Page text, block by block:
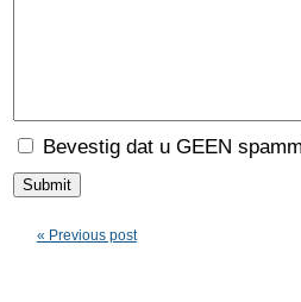
Bevestig dat u GEEN
« Previous post